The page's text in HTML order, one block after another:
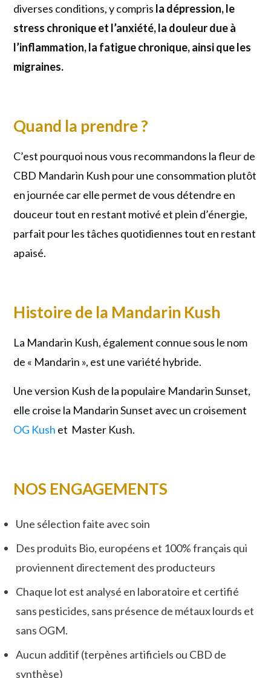
diverses conditions, y compris la dépression, le
stress chronique et l’anxiété, la douleur due à
l’inflammation, la fatigue chronique, ainsi que les
migraines.
Quand la prendre ?
C’est pourquoi nous vous recommandons la fleur de
CBD Mandarin Kush pour une consommation plutôt
en journée car elle permet de vous détendre en
douceur tout en restant motivé et plein d’énergie,
parfait pour les tâches quotidiennes tout en restant
apaisé.
Histoire de la Mandarin Kush
La Mandarin Kush, également connue sous le nom
de « Mandarin », est une variété hybride.
Une version Kush de la populaire Mandarin Sunset,
elle croise la Mandarin Sunset avec un croisement
OG Kush et Master Kush.
NOS ENGAGEMENTS
Une sélection faite avec soin
Des produits Bio, européens et 100% français qui
proviennent directement des producteurs
Chaque lot est analysé en laboratoire et certifié
sans pesticides, sans présence de métaux lourds et
sans OGM.
Aucun additif (terpènes artificiels ou CBD de
synthèse)